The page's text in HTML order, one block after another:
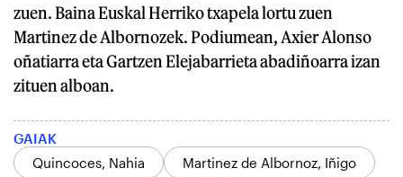
zuen. Baina Euskal Herriko txapela lortu zuen
Martinez de Albornozek. Podiumean, Axier Alonso
oñatiarra eta Gartzen Elejabarrieta abadiñoarra izan
zituen alboan.
GAIAK
Quincoces, Nahia
Martinez de Albornoz, Iñigo